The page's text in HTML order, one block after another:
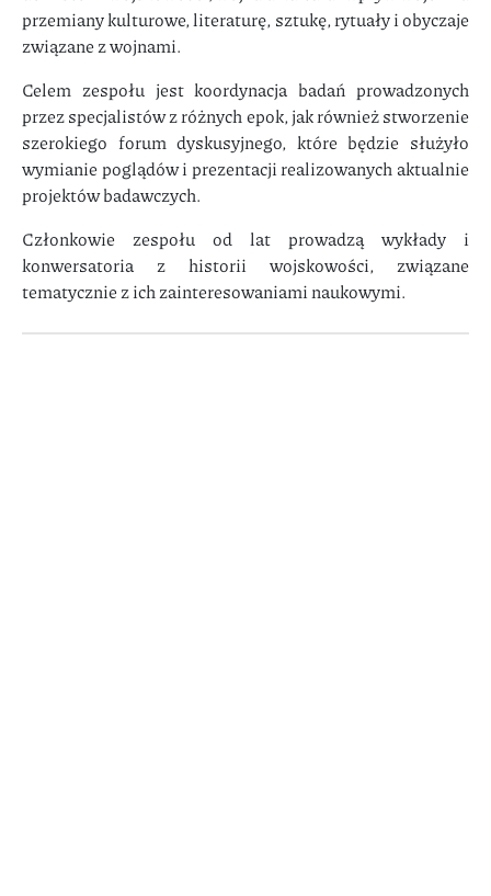
przemiany kulturowe, literaturę, sztukę, rytuały i obyczaje
związane z wojnami.
Celem zespołu jest koordynacja badań prowadzonych
przez specjalistów z różnych epok, jak również stworzenie
szerokiego forum dyskusyjnego, które będzie służyło
wymianie poglądów i prezentacji realizowanych aktualnie
projektów badawczych.
Członkowie zespołu od lat prowadzą wykłady i
konwersatoria z historii wojskowości, związane
tematycznie z ich zainteresowaniami naukowymi.